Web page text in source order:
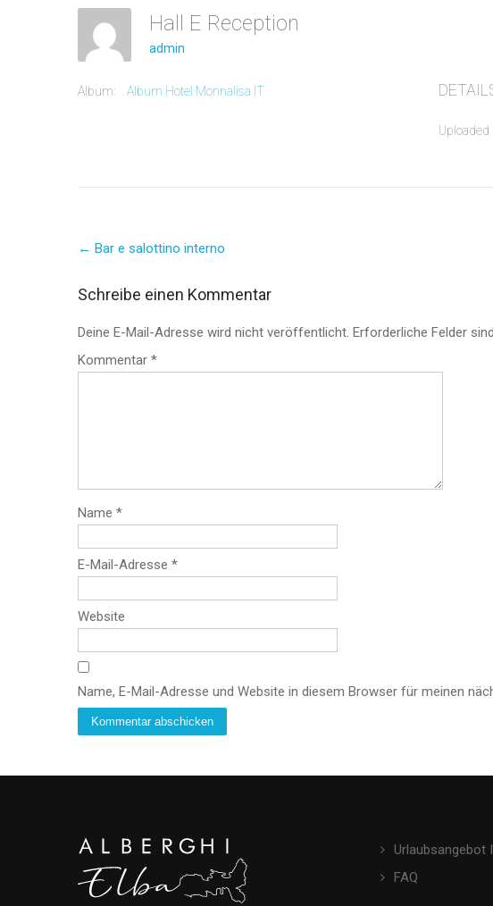
Hall E Reception
admin
Album: Album Hotel Monnalisa IT
Uploaded
navigation
← Bar e salottino interno
Schreibe einen Kommentar
Deine E-Mail-Adresse wird nicht veröffentlicht. Erforderliche Felder
Kommentar *
Name *
E-Mail-Adresse *
Website
Name, E-Mail-Adresse und Website in diesem Browser für meinen
Urlaubsangebot
FAQ